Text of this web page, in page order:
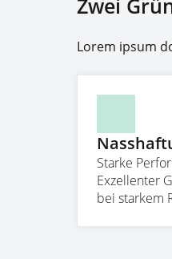
Zwei
Lorem ipsum
Starke
Exzellenter
bei starkem